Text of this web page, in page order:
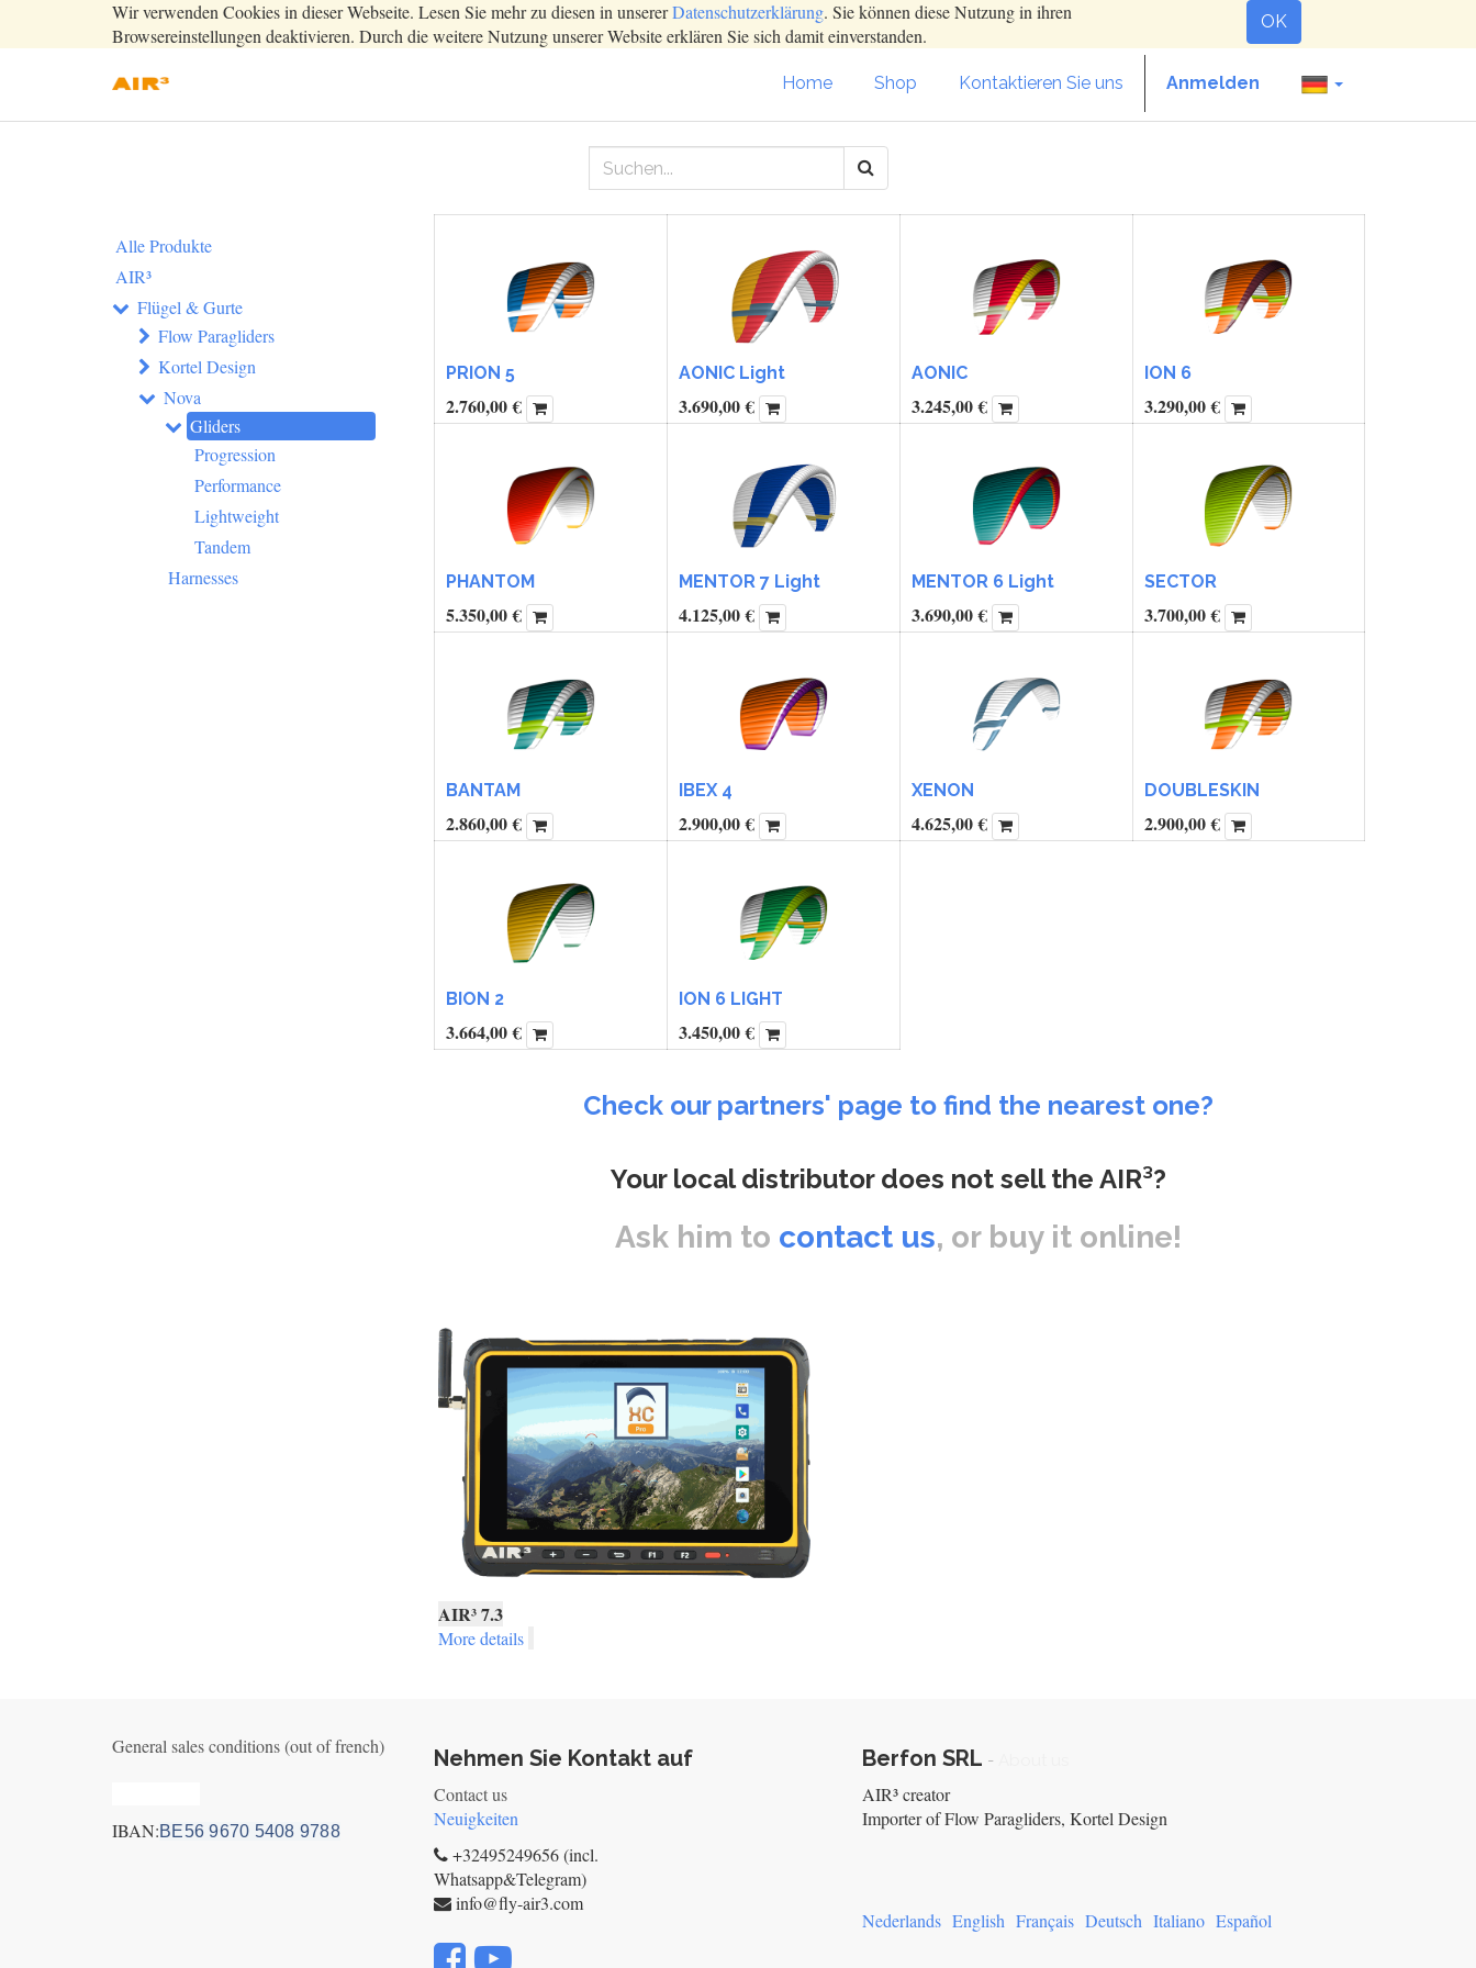
Wir verwenden Cookies in dieser Webseite. Lesen Sie mehr zu diesen in unsererDatenschutzerklärung. Sie können diese Nutzung in ihren
Browsereinstellungen deaktivieren. Durch die weitere Nutzung unserer Website erklären Sie sich damit einverstanden.
OK
Home Shop Kontaktieren Sie uns Anmelden
Alle Produkte
AIR³
Flügel & Gurte
Flow Paragliders
Kortel Design
Nova
Gliders
Progression
Performance
Lightweight
Tandem
Harnesses
PRION 5
2.760,00€
AONIC Light
3.690,00€
AONIC
3.245,00€
ION 6
3.290,00€
PHANTOM
5.350,00€
MENTOR 7 Light
4.125,00€
MENTOR 6 Light
3.690,00€
SECTOR
3.700,00€
BANTAM
2.860,00€
IBEX 4
2.900,00€
XENON
4.625,00€
DOUBLESKIN
2.900,00€
BION 2
3.664,00€
ION 6 LIGHT
3.450,00€
Check our partners' page to find the nearest one?
Your local distributor does not sell the AIR³?
Ask him to contact us, or buy it online!
AIR³ 7.3
More details
General sales conditions (out of french)
IBAN:BE56 9670 5408 9788
Nehmen Sie Kontakt auf
Contact us
Neuigkeiten
+32495249656 (incl.
Whatsapp&Telegram)
info@fly-air3.com
Berfon SRL -
AIR³ creator
Importer of Flow Paragliders, Kortel Design
Nederlands English Français Deutsch Italiano Español